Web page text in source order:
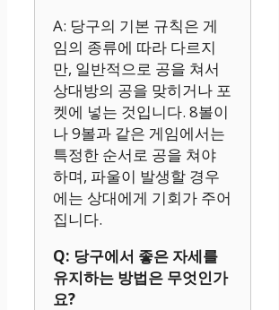
A: 당구의 기본 규칙은 게
임의 종류에 따라 다르지
만, 일반적으로 공을 쳐서
상대방의 공을 맞히거나 포
켓에 넣는 것입니다. 8볼이
나 9볼과 같은 게임에서는
특정한 순서로 공을 쳐야
하며, 파울이 발생할 경우
에는 상대에게 기회가 주어
집니다.
Q: 당구에서 좋은 자세를
유지하는 방법은 무엇인가
요?